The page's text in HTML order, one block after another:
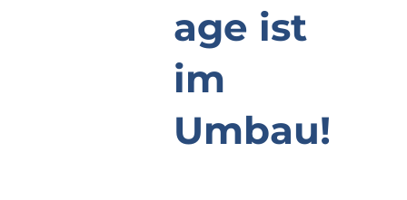
age ist
im
Umbau!